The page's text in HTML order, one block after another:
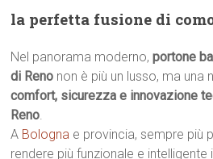
la perfetta fusione di
Nel panorama moderno,portone
di Reno non è più un lusso, ma
comfort, sicurezza e innovazione
Reno.
A Bologna e provincia, sempre più
rendere più funzionale e intelligente